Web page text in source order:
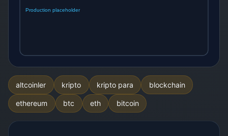
altcoinler kripto kripto para blockchain
ethereum btc eth bitcoin